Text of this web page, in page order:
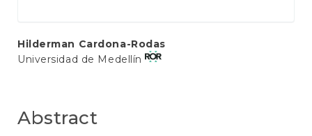
Main
Article
Hilderman Cardona-Rodas
Universidad de Medellín
Abstract